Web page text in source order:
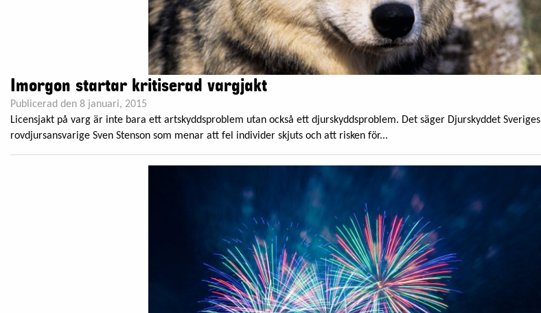
Imorgon startar kritiserad vargjakt
Publicerad den 8 januari, 2015
Licensjakt på varg är inte bara ett artskyddsproblem utan också ett djurskyddsproblem. Det säger Djurskyddet Sveriges
rovdjursansvarige Sven Stenson som menar att fel individer skjuts och att risken för...